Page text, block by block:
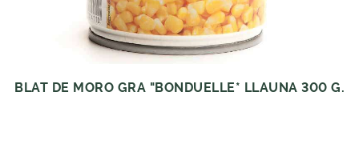
BLAT DE MORO GRA "BONDUELLE* LLAUNA 300 G.